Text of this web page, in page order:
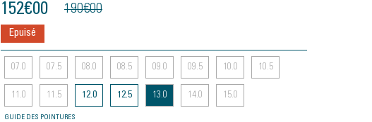
152€00 190€00
Epuisé
07.0 07.5 08.0 08.5 09.0 09.5 10.0 10.5
11.0 11.5 12.0 12.5 13.0 14.0 15.0
GUIDE DES POINTURES